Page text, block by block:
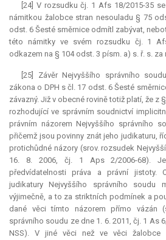
[24] V rozsudku čj. 1 Afs 18/2015-35
námitkou žalobce stran nesouladu § 75
odst. 6 Šesté směrnice odmítl zabývat,
této námitky ve svém rozsudku čj. 1
odkazem na § 104 odst. 3 písm. a) s. ř. s.
[25] Závěr Nejvyššího správního
zákona o DPH s čl. 17 odst. 6 Šesté
závazný. Již v obecné rovině totiž platí, že z
rozhodující ve správním soudnictví
právním názorem Nejvyššího správního
přičemž jsou povinny znát jeho judikaturu,
protichůdné názory (srov. rozsudek
16. 8. 2006, čj. 1 Aps 2/2006-68).
předvídatelnosti práva a právní jistoty.
judikatury Nejvyššího správního soudu
výjimečně, a to za striktních podmínek a
dané věci tímto názorem přímo vázán
správního soudu ze dne 1. 6. 2011, čj. 1 As
NSS). V jiné věci než ve věci žalobce